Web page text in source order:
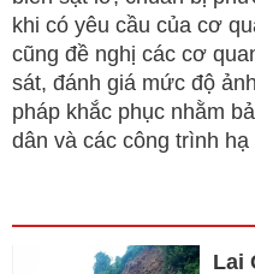
khi có yêu cầu của cơ
cũng đề nghị các cơ
sát, đánh giá mức độ
pháp khắc phục nhằm
dân và các công trình
Lai